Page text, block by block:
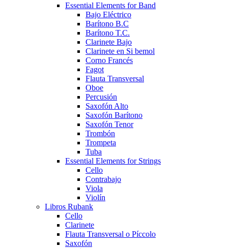
Essential Elements for Band
Bajo Eléctrico
Barítono B.C
Barítono T.C.
Clarinete Bajo
Clarinete en Si bemol
Corno Francés
Fagot
Flauta Transversal
Oboe
Percusión
Saxofón Alto
Saxofón Barítono
Saxofón Tenor
Trombón
Trompeta
Tuba
Essential Elements for Strings
Cello
Contrabajo
Viola
Violín
Libros Rubank
Cello
Clarinete
Flauta Transversal o Píccolo
Saxofón